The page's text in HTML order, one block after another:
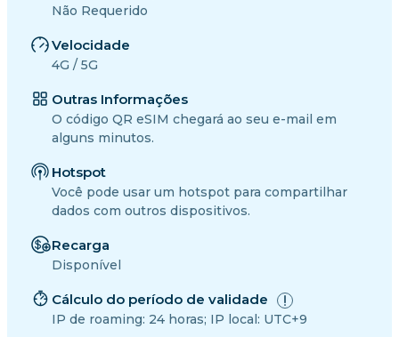
Não Requerido
Velocidade
4G / 5G
Outras Informações
O código QR eSIM chegará ao seu e-mail em
alguns minutos.
Hotspot
Você pode usar um hotspot para compartilhar
dados com outros dispositivos.
Recarga
Disponível
Cálculo do período de validade
IP de roaming: 24 horas; IP local: UTC+9